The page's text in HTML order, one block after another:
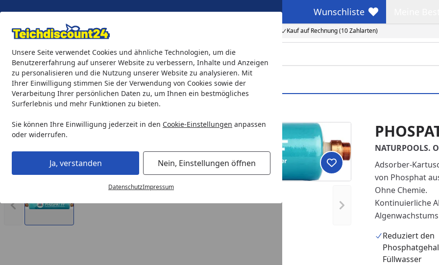
Unsere Seite verwendet Cookies und ähnliche Technologien, um die
Benutzererfahrung auf unserer Website zu verbessern, Inhalte und Anzeigen
zu personalisieren und die Nutzung unserer Website zu analysieren. Mit
Ihrer Einwilligung stimmen Sie der Verwendung von Cookies sowie der
Verarbeitung Ihrer persönlichen Daten zu, um Ihnen ein bestmögliches
Surferlebnis und mehr Funktionen zu bieten.
Sie können Ihre Einwilligung jederzeit in den Cookie-Einstellungen anpassen
oder widerrufen.
Ja, verstanden Nein, Einstellungen öffnen
DatenschutzImpressum
Eigene Montage-Teams Kauf auf Rechnung (10 Zahlarten)
Wunschliste
Wunschliste
Teichprodukte Aquaristik Söll Teichpflege & Fischfutter
PHOSPAT® FF
Vorheriges Bild anzeigen Nächstes Bild anzeigen
Produkt zur Wunschliste
NATURPOOLS.
Adsorber-
von Phosphat
Ohne Chemie.
Kontinuierliche
Reduziert den
Füllwasser